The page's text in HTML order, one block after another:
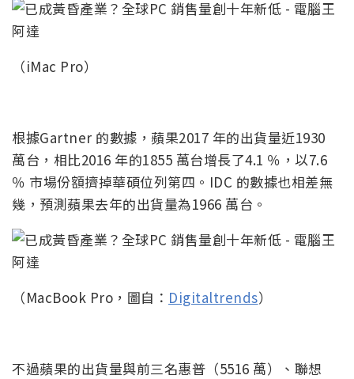
（iMac Pro）
根據Gartner 的數據，蘋果2017 年的出貨量近1930
萬台，相比2016 年的1855 萬台增長了4.1 ％，以7.6
％ 市場份額擠掉華碩位列第四。IDC 的數據也相差無
幾，預測蘋果去年的出貨量為1966 萬台。
（MacBook Pro，圖自： Digitaltrends）
不過蘋果的出貨量與前三名惠普（5516 萬）、聯想